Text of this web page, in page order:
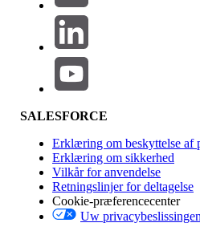
Produktområde
Funktionspåvirkning
Version
SALESFORCE
Erklæring om beskyttelse af
Erklæring om sikkerhed
Vilkår for anvendelse
Retningslinjer for deltagelse
Cookie-præferencecenter
Uw privacybeslissingen